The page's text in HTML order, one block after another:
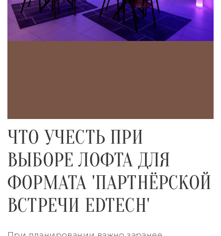
ЧТО УЧЕСТЬ ПРИ
ВЫБОРЕ ЛОФТА ДЛЯ
ФОРМАТА 'ПАРТНЁРСКОЙ
ВСТРЕЧИ EDTECH'